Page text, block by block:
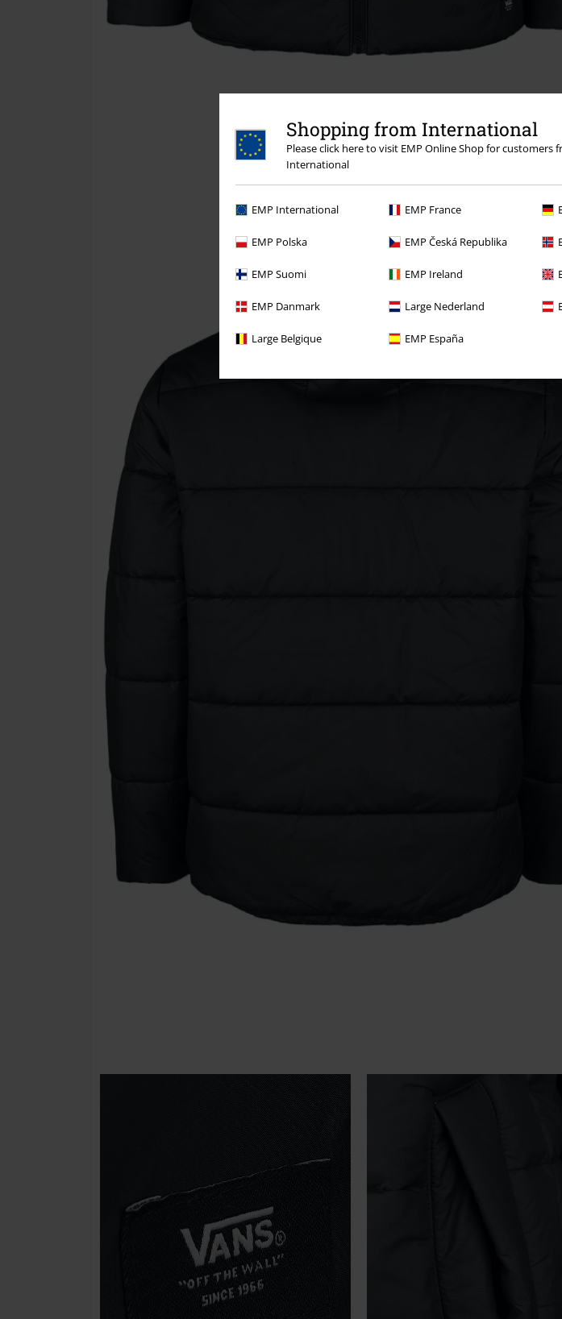
Shopping from International
Please click here to visit EMP Online Shop for customers
International
EMP International EMP France
EMP Polska EMP Česká Republika
EMP Suomi EMP Ireland
EMP Danmark Large Nederland
Large Belgique EMP España